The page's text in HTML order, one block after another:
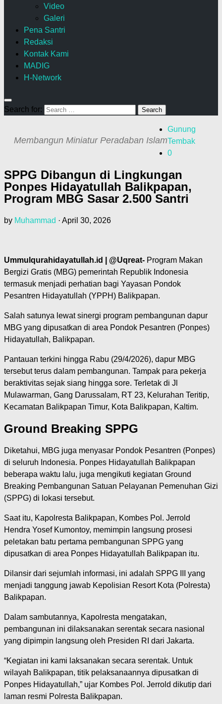
Video
Galeri
Pena Santri
Redaksi
Kontak Kami
MADIG
H-Network
Search for:
Membangun Miniatur Peradaban Islam
Gunung
Tembak
0
SPPG Dibangun di Lingkungan
Ponpes Hidayatullah Balikpapan,
Program MBG Sasar 2.500 Santri
by Muhammad · April 30, 2026
Ummulqurahidayatullah.id | @Uqreat- Program Makan
Bergizi Gratis (MBG) pemerintah Republik Indonesia
termasuk menjadi perhatian bagi Yayasan Pondok
Pesantren Hidayatullah (YPPH) Balikpapan.
Salah satunya lewat sinergi program pembangunan dapur
MBG yang dipusatkan di area Pondok Pesantren (Ponpes)
Hidayatullah, Balikpapan.
Pantauan terkini hingga Rabu (29/4/2026), dapur MBG
tersebut terus dalam pembangunan. Tampak para pekerja
beraktivitas sejak siang hingga sore. Terletak di Jl
Mulawarman, Gang Darussalam, RT 23, Kelurahan Teritip,
Kecamatan Balikpapan Timur, Kota Balikpapan, Kaltim.
Ground Breaking SPPG
Diketahui, MBG juga menyasar Pondok Pesantren (Ponpes)
di seluruh Indonesia. Ponpes Hidayatullah Balikpapan
beberapa waktu lalu, juga mengikuti kegiatan Ground
Breaking Pembangunan Satuan Pelayanan Pemenuhan Gizi
(SPPG) di lokasi tersebut.
Saat itu, Kapolresta Balikpapan, Kombes Pol. Jerrold
Hendra Yosef Kumontoy, memimpin langsung prosesi
peletakan batu pertama pembangunan SPPG yang
dipusatkan di area Ponpes Hidayatullah Balikpapan itu.
Dilansir dari sejumlah informasi, ini adalah SPPG III yang
menjadi tanggung jawab Kepolisian Resort Kota (Polresta)
Balikpapan.
Dalam sambutannya, Kapolresta mengatakan,
pembangunan ini dilaksanakan serentak secara nasional
yang dipimpin langsung oleh Presiden RI dari Jakarta.
“Kegiatan ini kami laksanakan secara serentak. Untuk
wilayah Balikpapan, titik pelaksanaannya dipusatkan di
Ponpes Hidayatullah,” ujar Kombes Pol. Jerrold dikutip dari
laman resmi Polresta Balikpapan.